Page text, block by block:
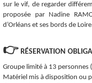
sur le vif, de regarder
proposée par Nadine
d’Orléans et ses bords de
👉 RÉSERVATION
Groupe limité à 13 personnes
Matériel mis à disposition ou